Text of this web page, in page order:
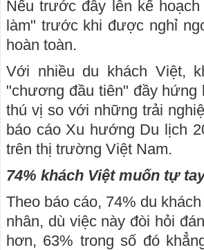
Nếu trước đây lên kế
làm" trước khi được nghỉ
hoàn toàn.
Với nhiều du khách Việt,
"chương đầu tiên" đầy hứng
thú vị so với những trải
báo cáo Xu hướng Du lịch
trên thị trường Việt Nam.
74% khách Việt muốn tự
Theo báo cáo, 74% du
nhân, dù việc này đòi hỏi
hơn, 63% trong số đó